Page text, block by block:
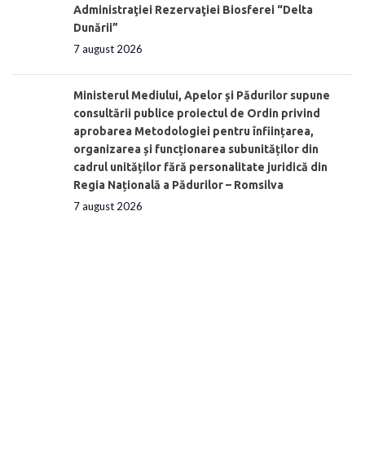
Administraţiei Rezervaţiei Biosferei “Delta
Dunării”
7 august 2026
Ministerul Mediului, Apelor și Pădurilor supune
consultării publice proiectul de Ordin privind
aprobarea Metodologiei pentru înființarea,
organizarea și funcționarea subunităților din
cadrul unităților fără personalitate juridică din
Regia Națională a Pădurilor – Romsilva
7 august 2026